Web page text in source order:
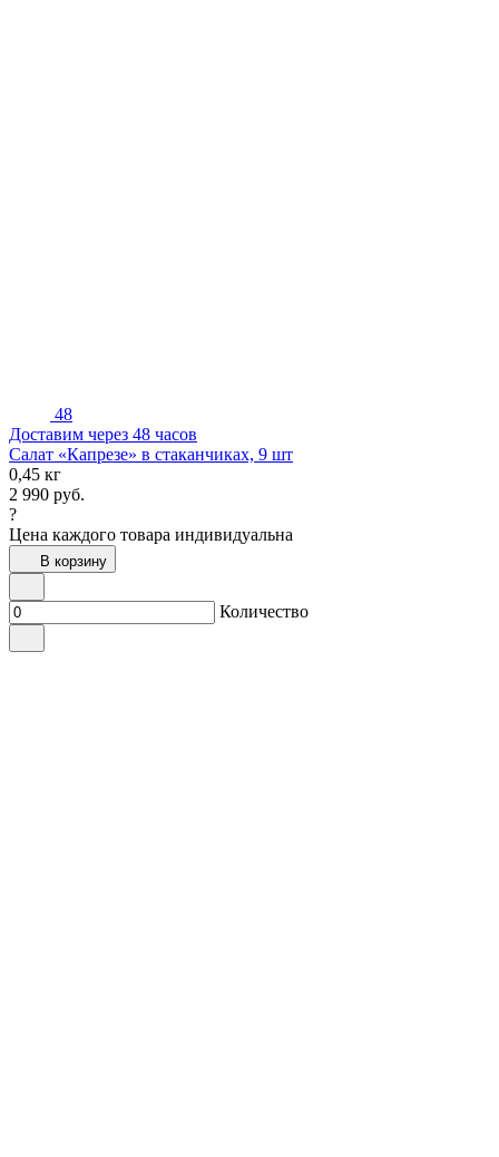
48
Доставим через 48 часов
Салат «Капрезе» в стаканчиках, 9 шт
0,45 кг
2 990 руб.
?
Цена каждого товара индивидуальна
В корзину
Количество